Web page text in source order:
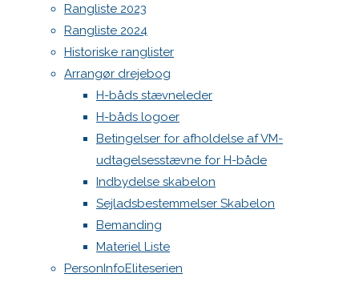
Rangliste 2023
Rangliste 2024
Historiske ranglister
Arrangør drejebog
H-båds stævneleder
H-båds logoer
Betingelser for afholdelse af VM-
udtagelsesstævne for H-både
Indbydelse skabelon
Sejladsbestemmelser Skabelon
Bemanding
Materiel Liste
PersonInfoEliteserien
10. juni
201910.
juni 2019
Nyheder
For
alle
os
der
skal
Danske H-bådssejlere
Youtube
©Danske H-bådssejlere